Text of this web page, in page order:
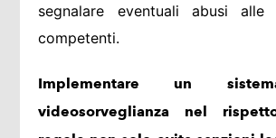
segnalare eventuali abusi alle
competenti.
Implementare un
videosorveglianza nel